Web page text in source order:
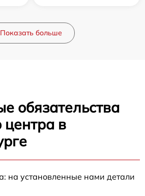
Показать больше
обязательства
центра в
на установленные нами детали